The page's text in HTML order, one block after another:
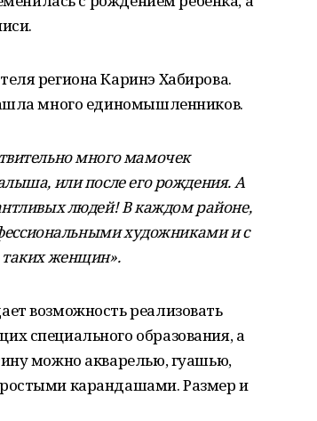
региона Каринэ Хабирова.
много единомышленников.
много мамочек
или после его рождения. А
людей! В каждом районе,
художниками и с
таких женщин».
возможность реализовать
специального образования, а
можно акварелью, гуашью,
карандашами. Размер и